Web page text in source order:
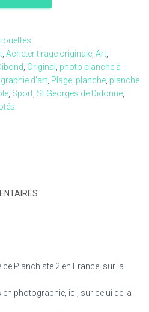
, Acheter tirage originale, Art,
, Original , photo planche à
d'art, Plage, planche, planche
, Sport, St Georges de Didonne,
Planchiste 2 en France, sur la
photographie, ici, sur celui de la